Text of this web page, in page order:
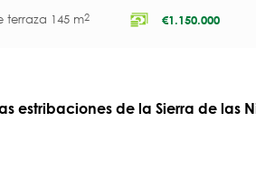
terraza 145 m2 €1.150.000
de la Sierra de las